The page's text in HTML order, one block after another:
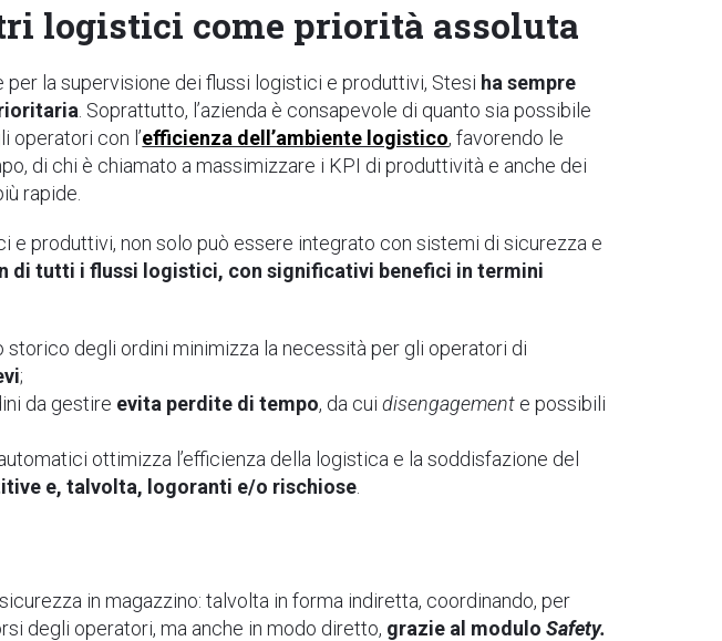
logistici come priorità assoluta
la supervisione dei flussi logistici e produttivi, Stesi ha sempre
. Soprattutto, l’azienda è consapevole di quanto sia possibile
operatori con l’efficienza dell’ambiente logistico, favorendo le
di chi è chiamato a massimizzare i KPI di produttività e anche dei
rapide.
produttivi, non solo può essere integrato con sistemi di sicurezza e
di tutti i flussi logistici, con significativi benefici in termini
degli ordini minimizza la necessità per gli operatori di
;
da gestire evita perdite di tempo, da cuidisengagement e possibili
ottimizza l’efficienza della logistica e la soddisfazione del
e, talvolta, logoranti e/o rischiose
in magazzino: talvolta in forma indiretta, coordinando, per
degli operatori, ma anche in modo diretto, grazie al moduloSafety.